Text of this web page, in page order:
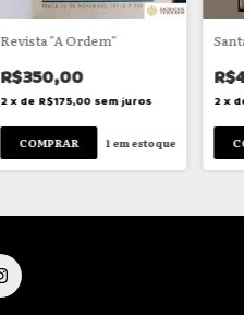
Revista "A Ordem"
R$350,00
2 x de R$175,00 sem juros
1 em estoque
2 x